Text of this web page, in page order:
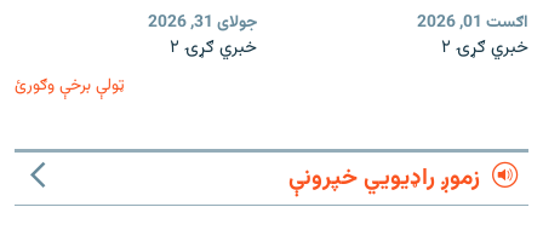
اګست 01, 2026
خبري ګړۍ ۲
جولای 31, 2026
خبري ګړۍ ۲
ټولې برخې وګورئ
زموږ راډیويي خپرونې